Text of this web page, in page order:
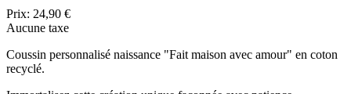
Prix: 24,90 €
Aucune taxe
Coussin personnalisé naissance "Fait maison avec amour" en coton
recyclé.